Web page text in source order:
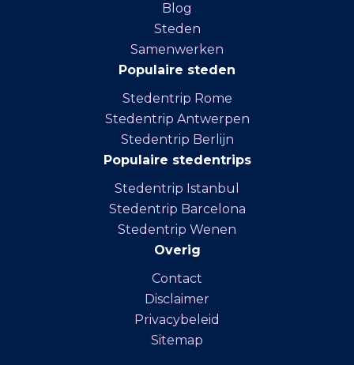
Blog
Steden
Samenwerken
Populaire steden
Stedentrip Rome
Stedentrip Antwerpen
Stedentrip Berlijn
Populaire stedentrips
Stedentrip Istanbul
Stedentrip Barcelona
Stedentrip Wenen
Overig
Contact
Disclaimer
Privacybeleid
Sitemap